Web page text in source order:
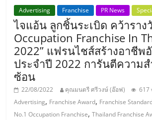
ลงทุน
และ
ขยาย
สา
ขา
แฟ
รน
ไชส์,
Advertising Franchise PR News
ไจแอ้น ลูกชิ้นระเบิด คว้าราง
Occupation Franchise In
2022” แฟรนไชส์สร้างอาชีพ
ประจำปี 2022 การันตีความส
ซ้อน
22/08/2022 คุณมนตรี ศรีวงษ์ (อ๊อฟ)
617
Advertising, Franchise Award, Franchise
No.1 Occupation Franchise,Thailand Franchise